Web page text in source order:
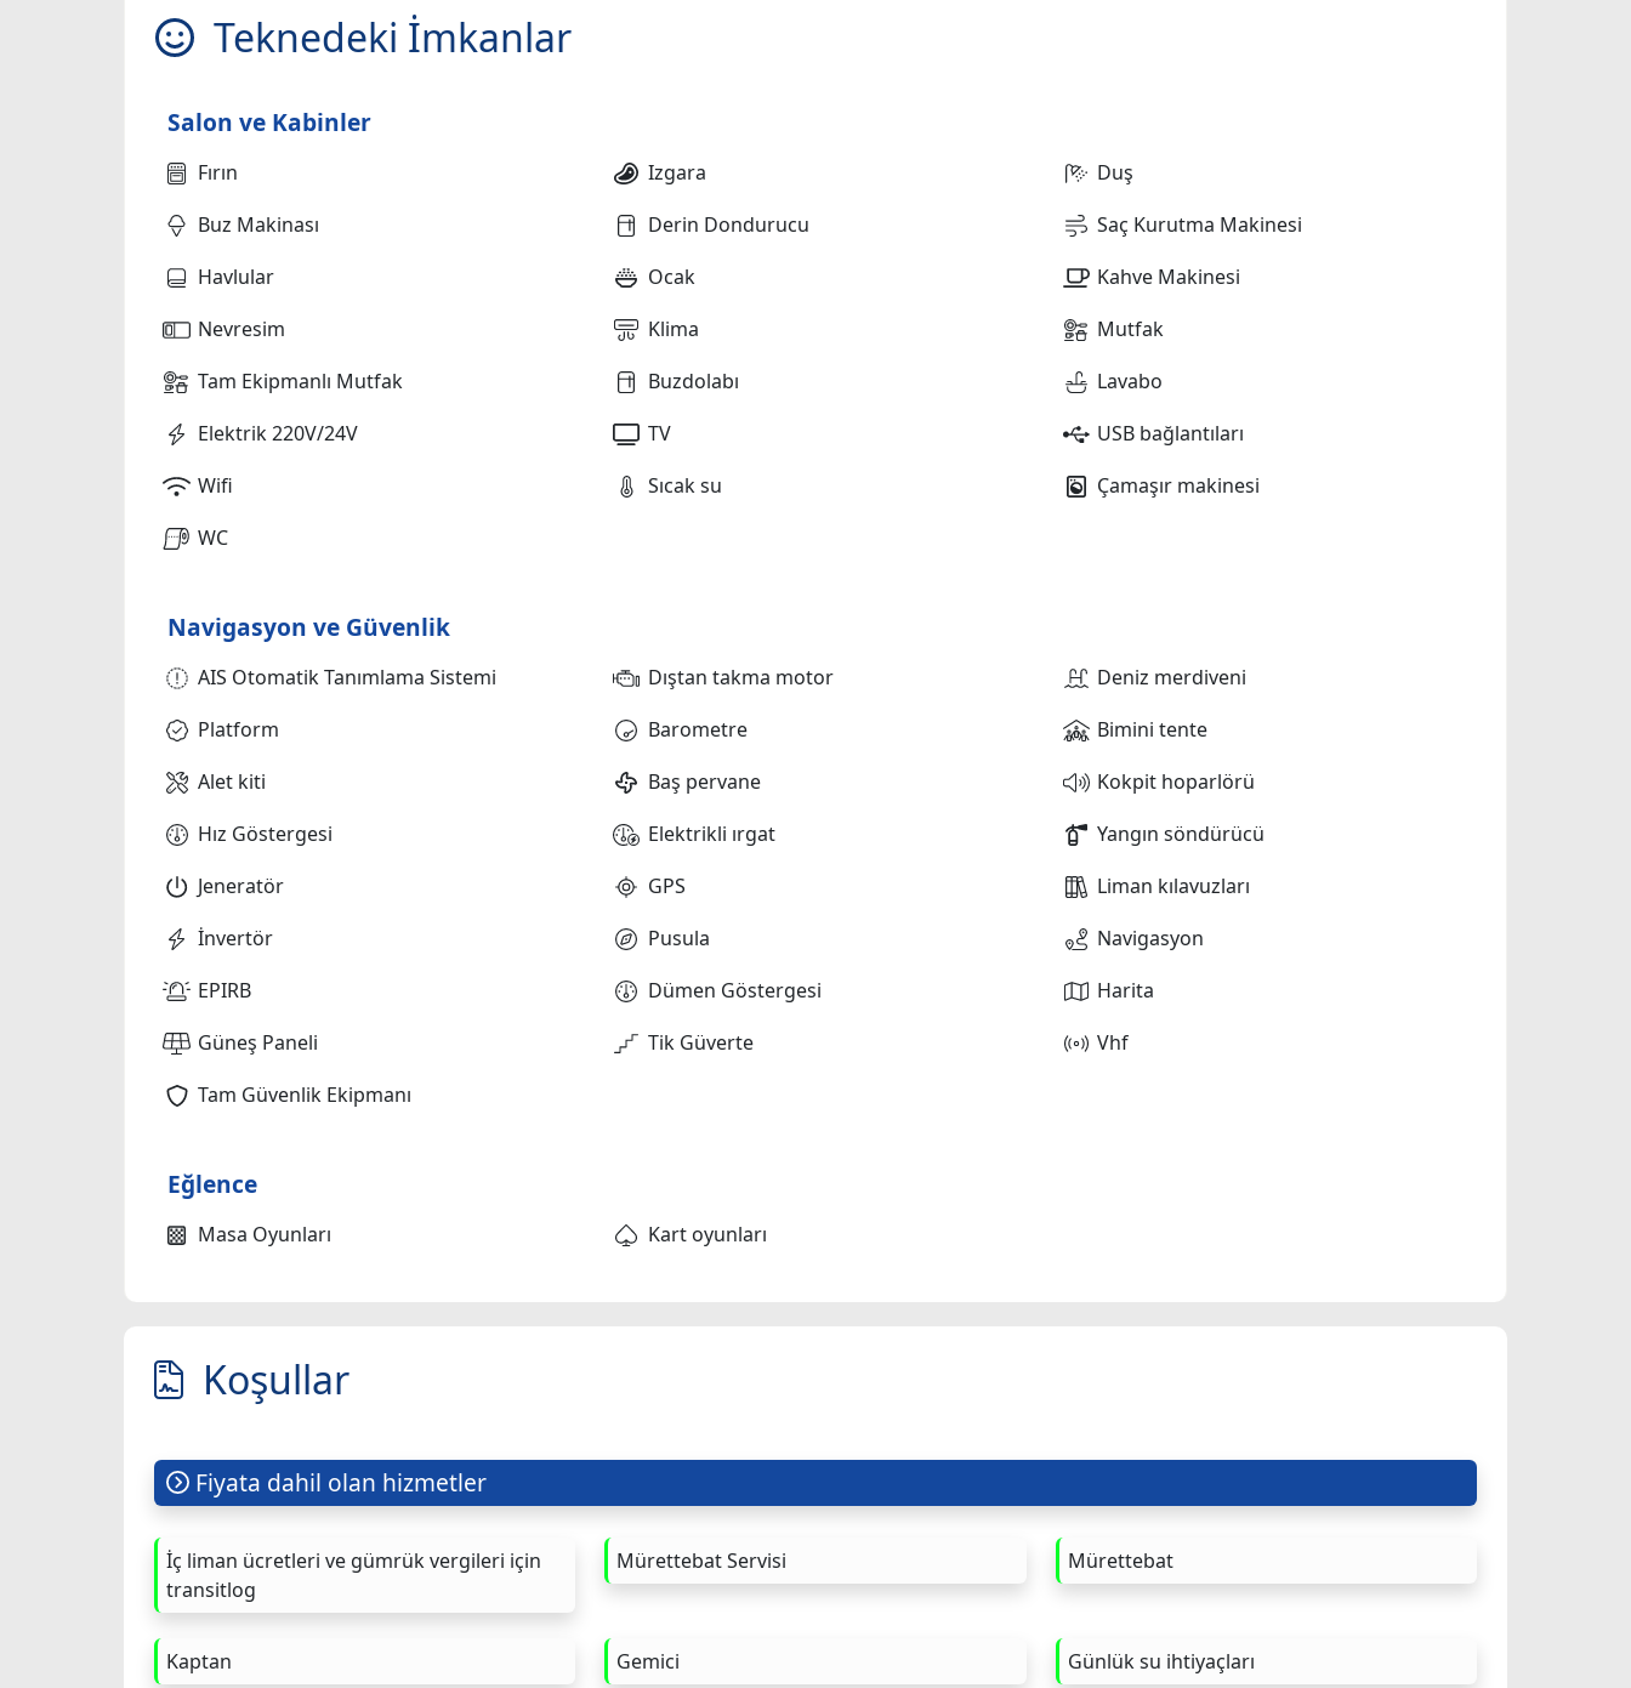
Teknedeki İmkanlar
Salon ve Kabinler
Fırın Izgara
Duş
Buz Makinası
Derin Dondurucu
Saç Kurutma Makinesi
Havlular
Ocak
Kahve Makinesi
Nevresim
Klima
Mutfak
Tam Ekipmanlı Mutfak
Buzdolabı
Lavabo
Elektrik 220V/24V
TV
USB bağlantıları
Wifi
Sıcak su
Çamaşır makinesi
WC
Navigasyon ve Güvenlik
AIS Otomatik Tanımlama Sistemi Dıştan takma motor
Deniz merdiveni
Platform
Barometre
Bimini tente
Alet kiti
Baş pervane
Kokpit hoparlörü
Hız Göstergesi
Elektrikli ırgat
Yangın söndürücü
Jeneratör
GPS
Liman kılavuzları
İnvertör
Pusula
Navigasyon
EPIRB
Dümen Göstergesi
Harita
Güneş Paneli
Tik Güverte
Vhf
Tam Güvenlik Ekipmanı
Eğlence
Masa Oyunları Kart oyunları
Koşullar
Fiyata dahil olan hizmetler
İç liman ücretleri ve gümrük vergileri için
transitlog
Mürettebat Servisi Mürettebat
Kaptan Gemici Günlük su ihtiyaçları